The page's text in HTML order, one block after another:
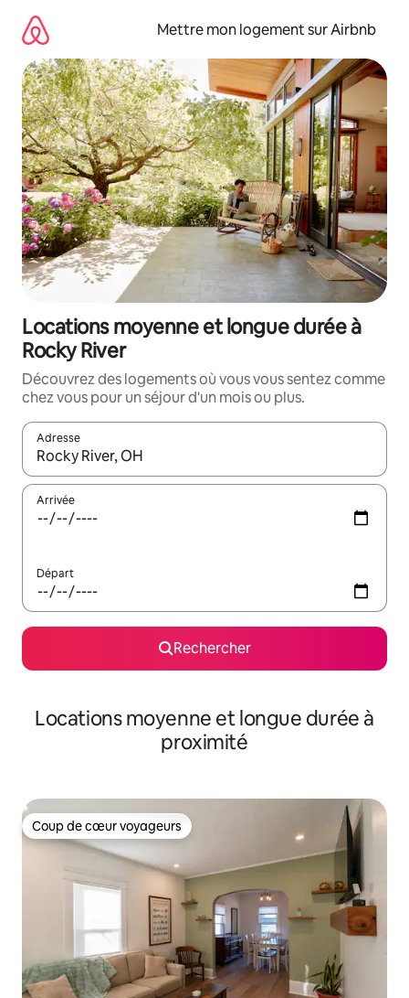
directement
contenu
Mettre mon logement sur Airbnb
Locations moyenne et longue durée à
Rocky River
Découvrez des logements où vous vous sentez comme
chez vous pour un séjour d'un mois ou plus.
Adresse
Lorsque les résultats s'affichent, utilisez les flèches vers le
Arrivée
Départ
Rechercher
Locations moyenne et longue durée à
proximité
Coup de cœur voyageurs
Coup de cœur voyageurs